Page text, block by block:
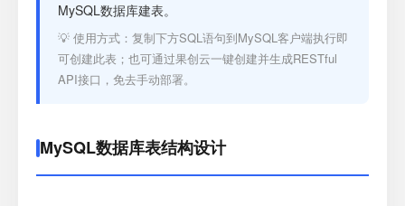
接口测试
MySQL数据库建表。
💡 使用方式：复制下方SQL语句到MySQL客户端执行即
可创建此表；也可通过果创云一键创建并生成RESTful
API接口，免去手动部署。
MySQL数据库表结构设计